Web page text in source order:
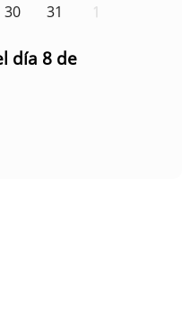
30 31 1
día 8 de